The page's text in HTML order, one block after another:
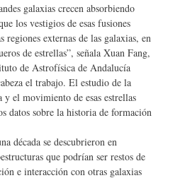
galaxias crecen absorbiendo
los vestigios de esas fusiones
regiones externas de las galaxias, en
de estrellas”, señala Xuan Fang,
de Astrofísica de Andalucía
el trabajo. El estudio de la
el movimiento de esas estrellas
datos sobre la historia de formación
década se descubrieron en
que podrían ser restos de
e interacción con otras galaxias